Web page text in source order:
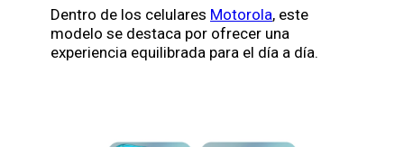
Dentro de los celulares Motorola, este
modelo se destaca por ofrecer una
experiencia equilibrada para el día a día.